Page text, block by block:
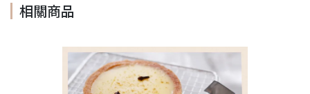
相關商品